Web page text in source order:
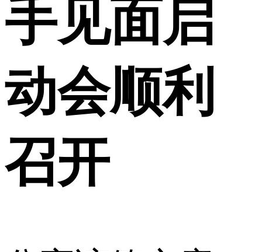
手见面启
动会顺利
召开